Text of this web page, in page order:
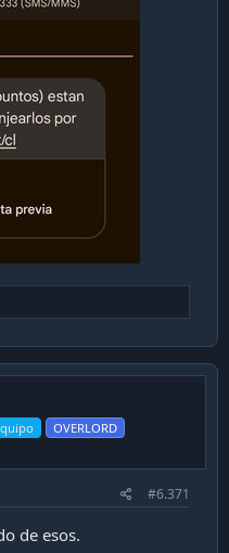
OVERLORD
#6.371
de esos.